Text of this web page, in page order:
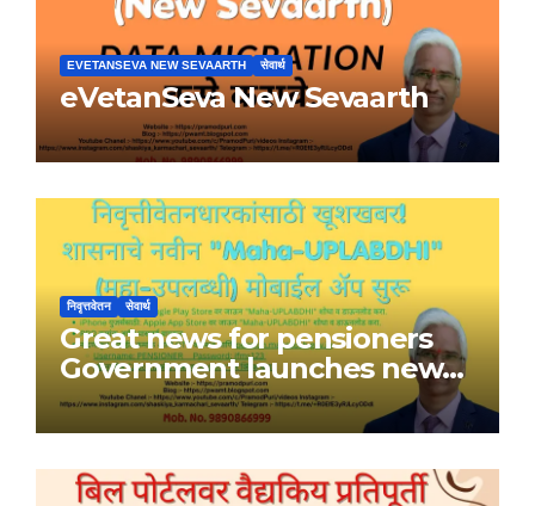
EVETANSEVA NEW SEVAARTH सेवार्थ
eVetanSeva New Sevaarth
निवृत्तवेतन सेवार्थ
Great news for pensioners
Government launches new
Maha-UPLABDHI mobile app